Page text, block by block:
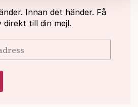
hur vi hanterar personuppgifter
Innan det händer. Få
direkt till din mejl.